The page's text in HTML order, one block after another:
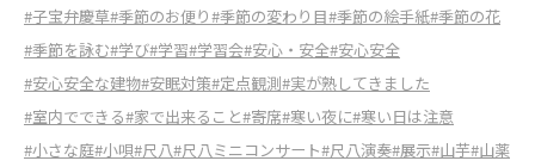
#子宝弁慶草#季節のお便り#季節の変わり目#季節の絵手紙#季節の花
#季節を詠む#学び#学習#学習会#安心・安全#安心安全
#安心安全な建物#安眠対策#定点観測#実が熟してきました
#室内でできる#家で出来ること#寄席#寒い夜に#寒い日は注意
#小さな庭#小唄#尺八#尺八ミニコンサート#尺八演奏#展示#山芋#山薬